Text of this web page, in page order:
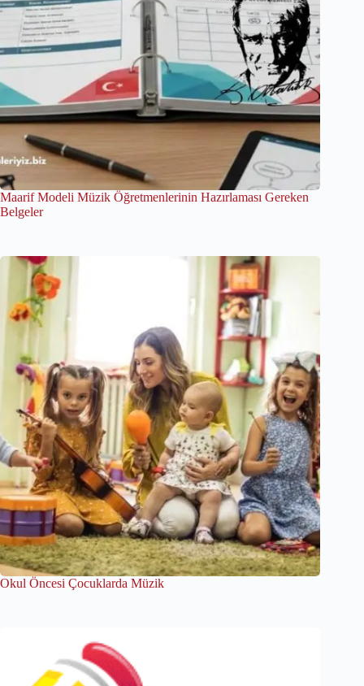
Maarif Modeli Müzik Öğretmenlerinin Hazırlaması Gereken
Belgeler
Okul Öncesi Çocuklarda Müzik